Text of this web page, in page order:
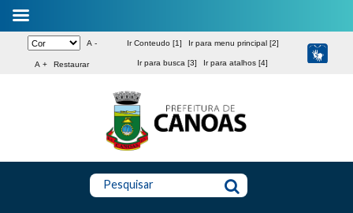
A -
A + Restaurar
Ir Conteudo [1] Ir para menu principal [2]
Ir para busca [3] Ir para atalhos [4]
Pesquisar